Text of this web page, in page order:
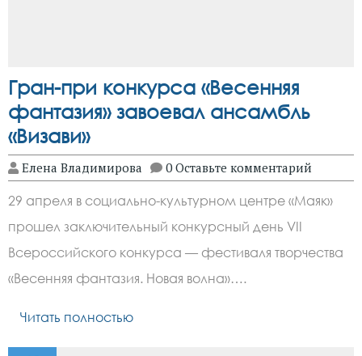
Гран-при конкурса «Весенняя
фантазия» завоевал ансамбль
«Визави»
Елена Владимирова 0 Оставьте комментарий
29 апреля в социально-культурном центре «Маяк»
прошел заключительный конкурсный день VII
Всероссийского конкурса — фестиваля творчества
«Весенняя фантазия. Новая волна»….
Читать полностью